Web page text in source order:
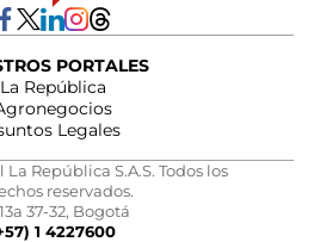
PORTALES
La República
Legales
República S.A.S. Todos los
reservados.
37-32, Bogotá
1 4227600